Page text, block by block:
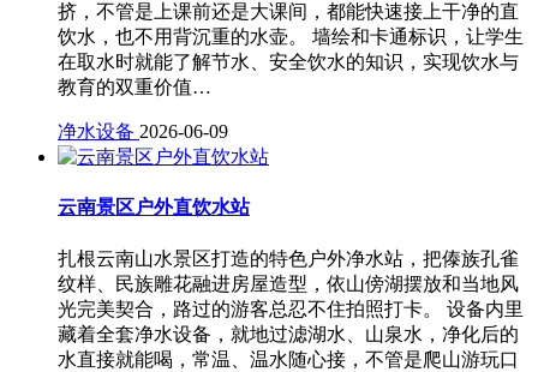
挤，不管是上课前还是大课间，都能快速接上干净的直
饮水，也不用背沉重的水壶。 墙绘和卡通标识，让学生
在取水时就能了解节水、安全饮水的知识，实现饮水与
教育的双重价值…
净水设备 2026-06-09
云南景区户外直饮水站
扎根云南山水景区打造的特色户外净水站，把傣族孔雀
纹样、民族雕花融进房屋造型，依山傍湖摆放和当地风
光完美契合，路过的游客总忍不住拍照打卡。 设备内里
藏着全套净水设备，就地过滤湖水、山泉水，净化后的
水直接就能喝，常温、温水随心接，不管是爬山游玩口